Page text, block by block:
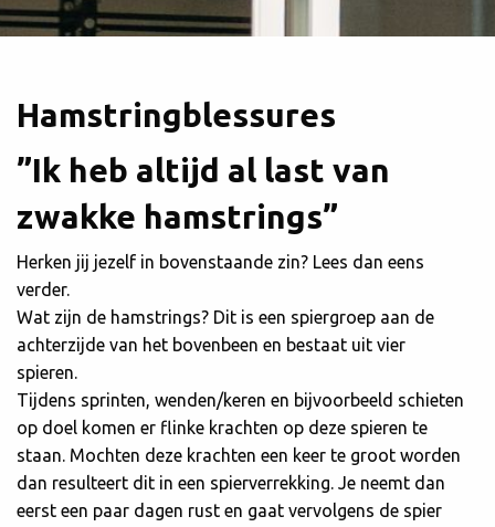
Hamstringblessures
”Ik heb altijd al last van
zwakke hamstrings”
Herken jij jezelf in bovenstaande zin? Lees dan eens
verder.
Wat zijn de hamstrings? Dit is een spiergroep aan de
achterzijde van het bovenbeen en bestaat uit vier
spieren.
Tijdens sprinten, wenden/keren en bijvoorbeeld schieten
op doel komen er flinke krachten op deze spieren te
staan. Mochten deze krachten een keer te groot worden
dan resulteert dit in een spierverrekking. Je neemt dan
eerst een paar dagen rust en gaat vervolgens de spier